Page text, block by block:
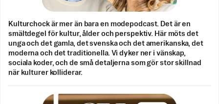
Kulturchock är mer än bara en modepodcast. Det är en
smältdegel för kultur, ålder och perspektiv. Här möts det
unga och det gamla, det svenska och det amerikanska, det
moderna och det traditionella. Vi dyker ner i vänskap,
sociala koder, och de små detaljerna som gör stor skillnad
när kulturer kolliderar.